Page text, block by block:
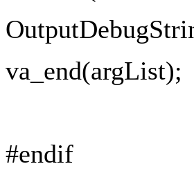
va_end(argList);
#endif